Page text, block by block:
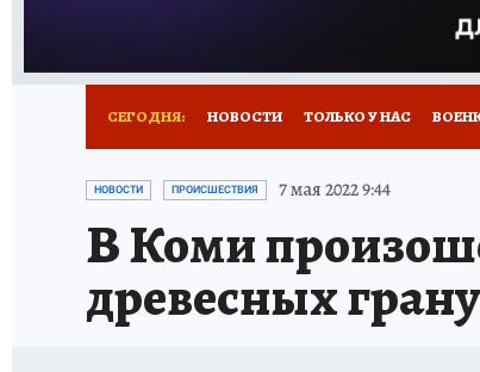
СЕГОДНЯ: НОВОСТИ ТОЛЬКО У НАС
ПРОИСШЕСТВИЯ АФИША
НОВОСТИ ПРОИСШЕСТВИЯ 7 мая 2022 9:44
В Коми
древесных